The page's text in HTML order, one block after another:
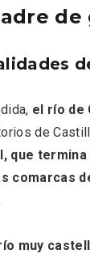
de
el río de
de
que
comarcas
muy
sale a la